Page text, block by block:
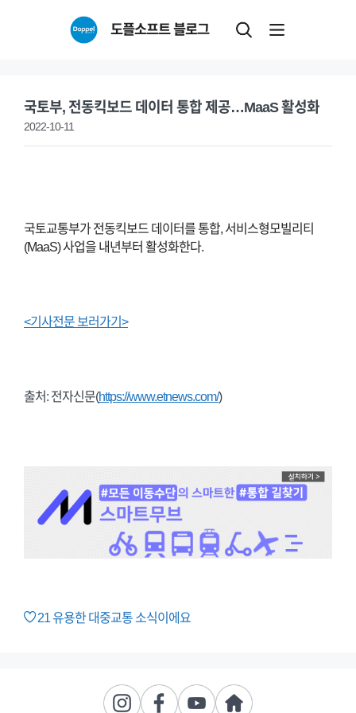
도플소프트 블로그
국토부, 전동킥보드 데이터 통합 제공…MaaS 활성화
2022-10-11
국토교통부가 전동킥보드 데이터를 통합, 서비스형모빌리티
(MaaS) 사업을 내년부터 활성화한다.
<기사전문 보러가기>
출처: 전자신문(https://www.etnews.com/)
21유용한 대중교통 소식이에요